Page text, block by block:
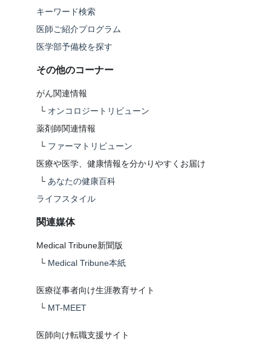
キーワード検索
医師ご紹介プログラム
医学部予備校を探す
その他のコーナー
がん関連情報
└ オンコロジートリビューン
薬剤師関連情報
└ ファーマトリビューン
医療や医学、健康情報を分かりやすくお届け
└ あなたの健康百科
ライフスタイル
関連媒体
Medical Tribune新聞版
└ Medical Tribune本紙
医療従事者向け生涯教育サイト
└ MT-MEET
医師向け転職支援サイト